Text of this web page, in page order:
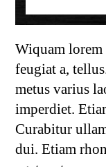
Wiquam
feugiat a,
metus varius
imperdiet.
Curabitur
dui. Etiam